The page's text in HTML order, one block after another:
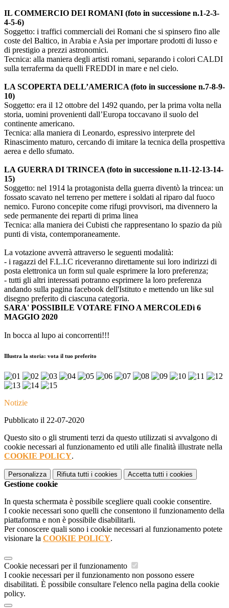
IL COMMERCIO DEI ROMANI (foto in successione n.1-2-3-
4-5-6)
Soggetto: i traffici commerciali dei Romani che si spinsero fino alle
coste del Baltico, in Arabia e Asia per importare prodotti di lusso e
di prestigio a prezzi astronomici.
Tecnica: alla maniera degli artisti romani, separando i colori CALDI
sulla terraferma da quelli FREDDI in mare e nel cielo.
LA SCOPERTA DELL’AMERICA (foto in successione n.7-8-9-
10)
Soggetto: era il 12 ottobre del 1492 quando, per la prima volta nella
storia, uomini provenienti dall’Europa toccavano il suolo del
continente americano.
Tecnica: alla maniera di Leonardo, espressivo interprete del
Rinascimento maturo, cercando di imitare la tecnica della prospettiva
aerea e dello sfumato.
LA GUERRA DI TRINCEA (foto in successione n.11-12-13-14-
15)
Soggetto: nel 1914 la protagonista della guerra diventò la trincea: un
fossato scavato nel terreno per mettere i soldati al riparo dal fuoco
nemico. Furono concepite come rifugi provvisori, ma divennero la
sede permanente dei reparti di prima linea
Tecnica: alla maniera dei Cubisti che rappresentano lo spazio da più
punti di vista, contemporaneamente.
La votazione avverrà attraverso le seguenti modalità:
- i ragazzi del F.L.I.C riceveranno direttamente sui loro indirizzi di
posta elettronica un form sul quale esprimere la loro preferenza;
- tutti gli altri interessati potranno esprimere la loro preferenza
andando sulla pagina facebook dell'Istituto e mettendo un like sul
disegno preferito di ciascuna categoria.
SARA' POSSIBILE VOTARE FINO A MERCOLEDì 6
MAGGIO 2020
In bocca al lupo ai concorrenti!!!
Illustra la storia: vota il tuo preferito
Notizie
Pubblicato il 22-07-2020
Questo sito o gli strumenti terzi da questo utilizzati si avvalgono di
cookie necessari al funzionamento ed utili alle finalità illustrate nella
COOKIE POLICY.
Personalizza Rifiuta tutti i cookies Accetta tutti i cookies
Gestione cookie
In questa schermata è possibile scegliere quali cookie consentire.
I cookie necessari sono quelli che consentono il funzionamento della
piattaforma e non è possibile disabilitarli.
Per conoscere quali sono i cookie necessari al funzionamento potete
visionare la COOKIE POLICY.
Cookie necessari per il funzionamento
I cookie necessari per il funzionamento non possono essere
disabilitati. È possibile consultare l'elenco nella pagina della cookie
policy.